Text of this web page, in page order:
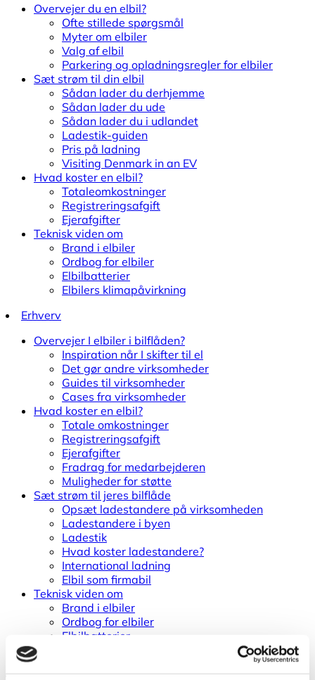
Overvejer du en elbil?
Ofte stillede spørgsmål
Myter om elbiler
Valg af elbil
Parkering og opladningsregler for elbiler
Sæt strøm til din elbil
Sådan lader du derhjemme
Sådan lader du ude
Sådan lader du i udlandet
Ladestik-guiden
Pris på ladning
Visiting Denmark in an EV
Hvad koster en elbil?
Totaleomkostninger
Registreringsafgift
Ejerafgifter
Teknisk viden om
Brand i elbiler
Ordbog for elbiler
Elbilbatterier
Elbilers klimapåvirkning
Erhverv
Overvejer I elbiler i bilflåden?
Inspiration når I skifter til el
Det gør andre virksomheder
Guides til virksomheder
Cases fra virksomheder
Hvad koster en elbil?
Totale omkostninger
Registreringsafgift
Ejerafgifter
Fradrag for medarbejderen
Muligheder for støtte
Sæt strøm til jeres bilflåde
Opsæt ladestandere på virksomheden
Ladestandere i byen
Ladestik
Hvad koster ladestandere?
International ladning
Elbil som firmabil
Teknisk viden om
Brand i elbiler
Ordbog for elbiler
Elbilbatterier
Offentlig